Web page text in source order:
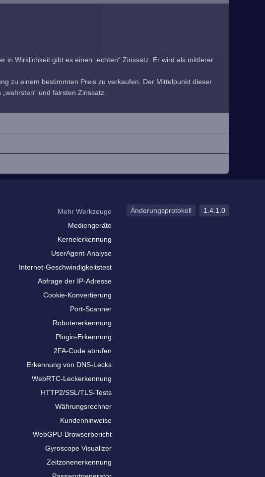
Wirklichkeit gibt es einen „echten“ Zinssatz. Er wird als mittlerer
zu einem bestimmten Preis zu verkaufen. Der Mittelpunkt dieser
und fairsten Zinssatz.
Mehr Werkzeuge
Mediengeräte
Kernelerkennung
UserAgent-Analyse
Internet-Geschwindigkeitstest
Abfrage der IP-Adresse
Cookie-Konvertierung
Port-Scanner
Robotererkennung
Plugin-Erkennung
2FA-Code abrufen
Erkennung von DNS-Lecks
WebRTC-Leckerkennung
HTTP2/SSL/TLS-Tests
Währungsrechner
Kundenhinweise
WebGPU-Browserbericht
Gyroscope Visualizer
Zeitzonenerkennung
Änderungsprotokoll 1.4.1.0